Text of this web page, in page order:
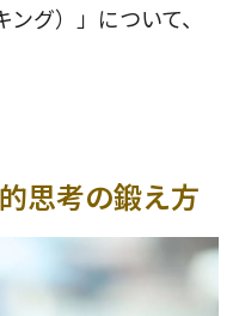
グ）」について、
思考の鍛え方